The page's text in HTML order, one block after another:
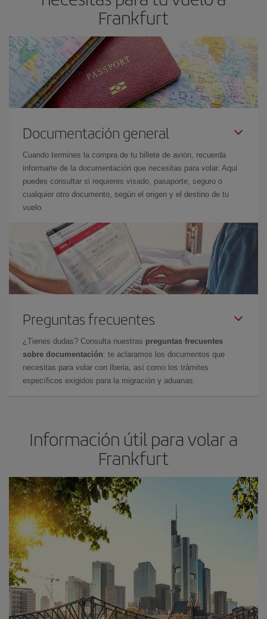
Frankfurt
Documentación general
Cuando termines la compra de tu billete de avión, recuerda
informarte de la documentación que necesitas para volar. Aquí
puedes consultar si requieres visado, pasaporte, seguro o
cualquier otro documento, según el origen y el destino de tu
vuelo.
Preguntas frecuentes
¿Tienes dudas? Consulta nuestras preguntas frecuentes
sobre documentación: te aclaramos los documentos que
necesitas para volar con Iberia, así como los trámites
específicos exigidos para la migración y aduanas.
Información útil para volar a
Frankfurt